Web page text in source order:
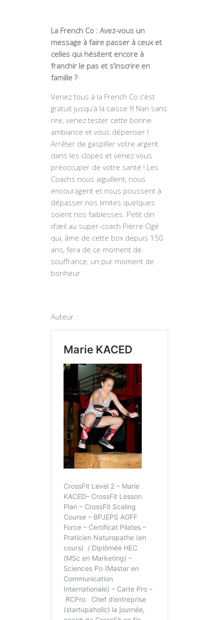
La French Co : Avez-vous un
message à faire passer à ceux et
celles qui hésitent encore à
franchir le pas et s’inscrire en
famille ?
Venez tous à la French Co c’est
gratuit jusqu’à la caisse !!! Nan sans
rire, venez tester cette bonne
ambiance et vous dépenser !
Arrêter de gaspiller votre argent
dans les clopes et venez vous
préoccuper de votre santé ! Les
Coachs nous aiguillent, nous
encouragent et nous poussent à
dépasser nos limites quelques
soient nos faiblesses. Petit clin
d’œil au super-coach Pierre Ogé
qui, âme de cette box depuis 150
ans, fera de ce moment de
souffrance, un pur moment de
bonheur
Auteur :